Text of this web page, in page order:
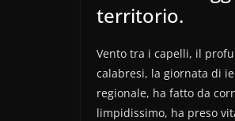
territorio.
Vento tra i capelli, il
calabresi, la giornata di
regionale, ha fatto da
limpidissimo, ha preso